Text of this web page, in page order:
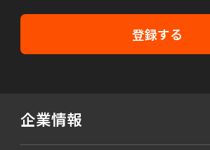
登録する
企業情報